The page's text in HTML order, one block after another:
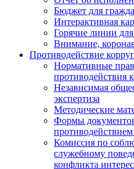
Бюджет для
Интерактивная
Горячие линии
Внимание,
Противодействие
Нормативные
противодействия
Независимая
экспертиза
Методические
Формы
Комиссия по
служебному
конфликта